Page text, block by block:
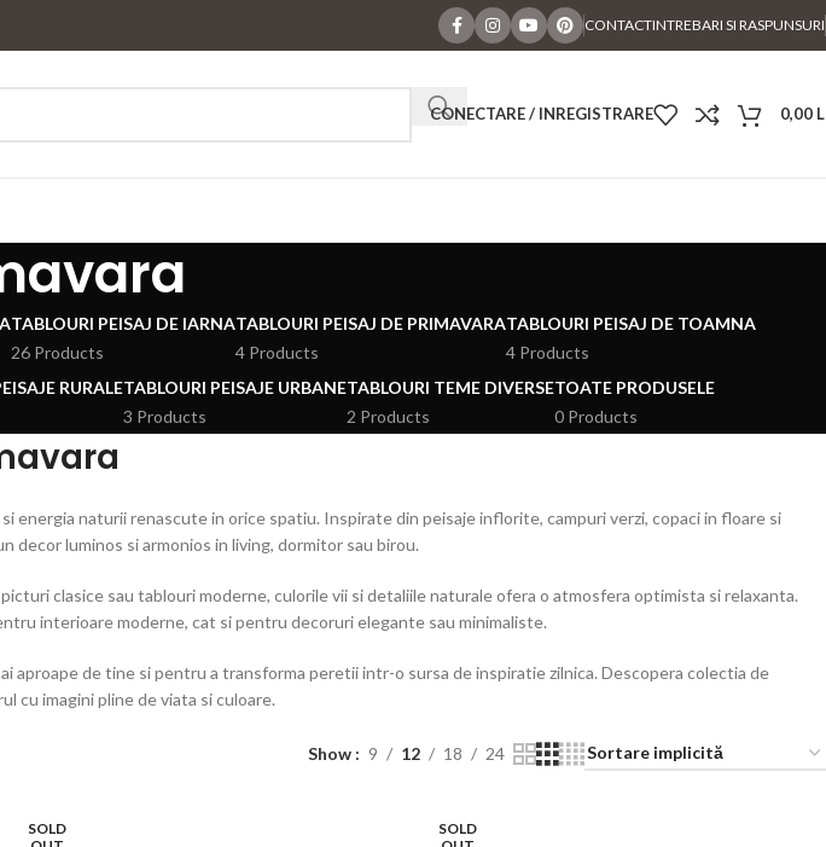
CONTACTINTREBARI SI RASPUNSURI
CONECTARE / INREGISTRARE 0,00
TABLOURI PEISAJ DE IARNA
26 Products
TABLOURI PEISAJ DE PRIMAVARA
4 Products
TABLOURI PEISAJ DE TOAMNA
4 Products
RURALETABLOURI PEISAJE URBANE
3 Products
TABLOURI TEME DIVERSE
2 Products
TOATE PRODUSELE
0 Products
energia naturii renascute in orice spatiu. Inspirate din peisaje inflorite, campuri verzi, copaci in floare si
decor luminos si armonios in living, dormitor sau birou.
clasice sau tablouri moderne, culorile vii si detaliile naturale ofera o atmosfera optimista si relaxanta.
interioare moderne, cat si pentru decoruri elegante sau minimaliste.
aproape de tine si pentru a transforma peretii intr-o sursa de inspiratie zilnica. Descopera colectia de
cu imagini pline de viata si culoare.
Show 9 12 18 24
SOLD
SOLD